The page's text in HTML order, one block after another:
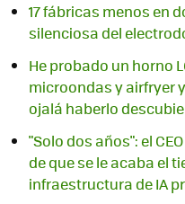
17 fábricas menos en
silenciosa del
He probado un horno
microondas y airfryer
ojalá haberlo
"Solo dos años": el
de que se le acaba el
infraestructura de IA